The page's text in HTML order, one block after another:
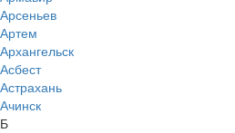
Арсеньев
Артем
Архангельск
Асбест
Астрахань
Ачинск
Б